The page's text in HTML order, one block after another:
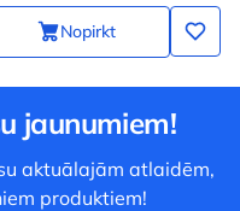
Nopirkt
jaunumiem!
aktuālajām atlaidēm,
produktiem!